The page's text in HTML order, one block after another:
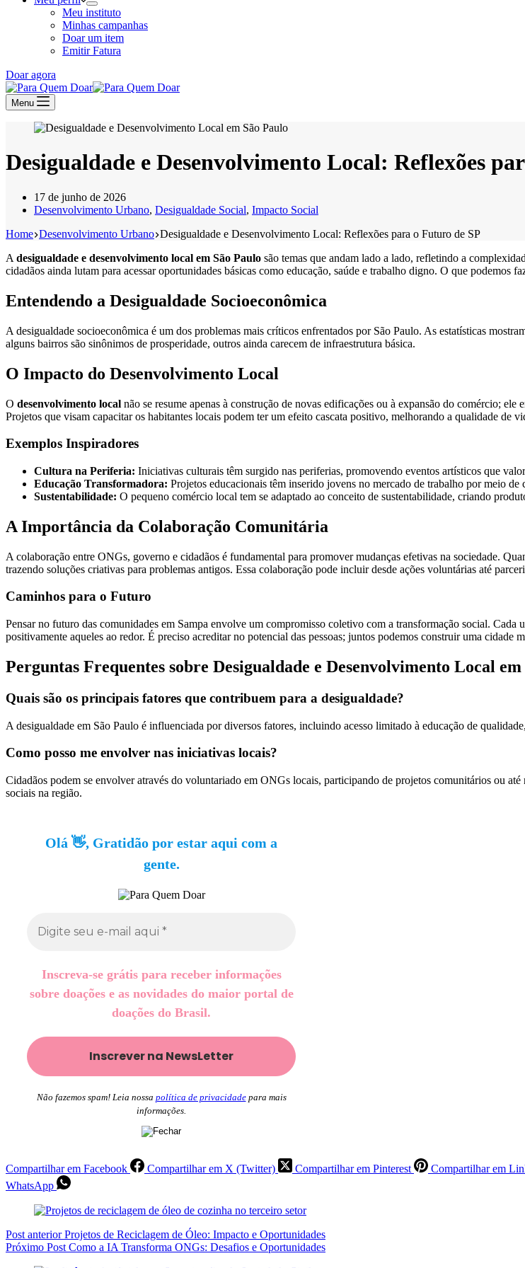
Meu instituto
Minhas campanhas
Doar um item
Emitir Fatura
Doar agora
Menu
Desigualdade e Desenvolvimento Local: Reflexões
17 de junho de 2026
Desenvolvimento Urbano, Desigualdade Social, Impacto Social
Home Desenvolvimento Urbano Desigualdade e Desenvolvimento Local: Reflexões para o Futuro de SP
A desigualdade e desenvolvimento local em São Paulo são temas que andam lado a lado, refletindo a
cidadãos ainda lutam para acessar oportunidades básicas como educação, saúde e trabalho digno. O que podemos
Entendendo a Desigualdade Socioeconômica
A desigualdade socioeconômica é um dos problemas mais críticos enfrentados por São Paulo. As estatísticas
alguns bairros são sinônimos de prosperidade, outros ainda carecem de infraestrutura básica.
O Impacto do Desenvolvimento Local
O desenvolvimento local não se resume apenas à construção de novas edificações ou à expansão do comércio;
Projetos que visam capacitar os habitantes locais podem ter um efeito cascata positivo, melhorando a qualidade de
Exemplos Inspiradores
Cultura na Periferia: Iniciativas culturais têm surgido nas periferias, promovendo eventos artísticos que
Educação Transformadora: Projetos educacionais têm inserido jovens no mercado de trabalho por meio de
Sustentabilidade: O pequeno comércio local tem se adaptado ao conceito de sustentabilidade, criando
A Importância da Colaboração Comunitária
A colaboração entre ONGs, governo e cidadãos é fundamental para promover mudanças efetivas na sociedade.
trazendo soluções criativas para problemas antigos. Essa colaboração pode incluir desde ações voluntárias até
Caminhos para o Futuro
Pensar no futuro das comunidades em Sampa envolve um compromisso coletivo com a transformação social.
positivamente aqueles ao redor. É preciso acreditar no potencial das pessoas; juntos podemos construir uma cidade
Perguntas Frequentes sobre Desigualdade e Desenvolvimento Local em
Quais são os principais fatores que contribuem para a desigualdade?
A desigualdade em São Paulo é influenciada por diversos fatores, incluindo acesso limitado à educação de
Como posso me envolver nas iniciativas locais?
Cidadãos podem se envolver através do voluntariado em ONGs locais, participando de projetos comunitários ou
sociais na região.
Olá 👋, Gratidão por estar aqui com a
gente.
Inscreva-se grátis para receber informações
sobre doações e as novidades do maior portal de
doações do Brasil.
Não fazemos spam! Leia nossa política de privacidadepara mais
informações.
Compartilhar em Facebook Compartilhar em X (Twitter) Compartilhar em Pinterest Compartilhar em
WhatsApp
Post anteriorProjetos de Reciclagem de Óleo: Impacto e Oportunidades
Próximo Post Como a IA Transforma ONGs: Desafios e Oportunidades